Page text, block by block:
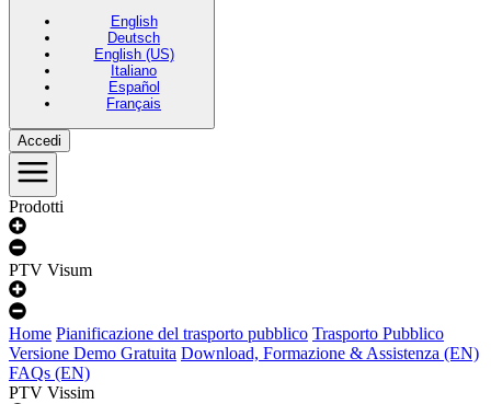
English
Deutsch
English (US)
Italiano
Español
Français
Accedi
Prodotti
PTV Visum
Home Pianificazione del trasporto pubblico Trasporto Pubblico
Versione Demo Gratuita Download, Formazione & Assistenza (EN)
FAQs (EN)
PTV Vissim